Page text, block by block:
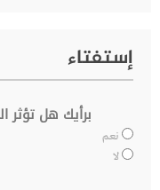
إستفتاء
برأيك هل تؤثر
نعم
لا